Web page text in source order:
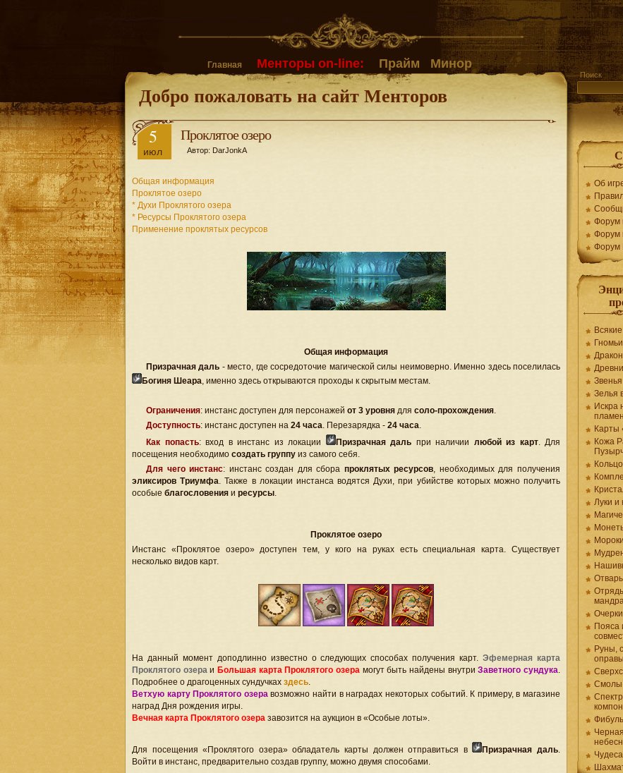
Главная Менторы on-line: Прайм Минор
Добро пожаловать на сайт Менторов
Поиск
5
июл
Проклятое озеро
Автор: DarJonkA
Общая информация
Проклятое озеро
* Духи Проклятого озера
* Ресурсы Проклятого озера
Применение проклятых ресурсов
Общая информация
Призрачная даль - место, где сосредоточие магической силы неимоверно. Именно здесь поселилась
Богиня Шеара, именно здесь открываются проходы к скрытым местам.
Ограничения: инстанс доступен для персонажей от 3 уровня для соло-прохождения.
Доступность: инстанс доступен на 24 часа. Перезарядка - 24 часа.
Как попасть: вход в инстанс из локации Призрачная даль при наличии любой из карт. Для
посещения необходимо создать группу из самого себя.
Для чего инстанс: инстанс создан для сбора проклятых ресурсов, необходимых для получения
эликсиров Триумфа. Также в локации инстанса водятся Духи, при убийстве которых можно получить
особые благословения и ресурсы.
Проклятое озеро
Инстанс «Проклятое озеро» доступен тем, у кого на руках есть специальная карта. Существует
несколько видов карт.
На данный момент доподлинно известно о следующих способах получения карт.Эфемерная карта
Проклятого озераи Большая карта Проклятого озера могут быть найдены внутриЗаветного сундука.
Подробнее о драгоценных сундучках здесь.
Ветхую карту Проклятого озеравозможно найти в наградах некоторых событий. К примеру, в магазине
наград Дня рождения игры.
Вечная карта Проклятого озера завозится на аукцион в «Особые лоты».
Для посещения «Проклятого озера» обладатель карты должен отправиться в Призрачная даль.
Войти в инстанс, предварительно создав группу, можно двумя способами.
Об
Форум
Форум
Форум
Зелья
Искра
Карты
Кожа
Луки и
Мороки
Очерки
Пояса
Руны,
Смолы